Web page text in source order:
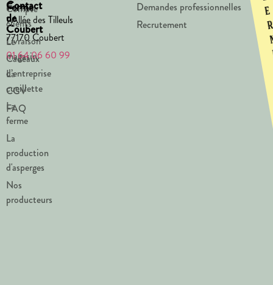
Ferme
de
Coubert
Le
magasin
La
cueillette
La
ferme
La
production
d'asperges
Nos
producteurs
Compte
clients
Livraison
Cadeaux
d’entreprise
CGV
FAQ
Contact
1 Allée des Tilleuls
77170 Coubert
01 64 06 60 99
Demandes professionnelles
Recrutement
e